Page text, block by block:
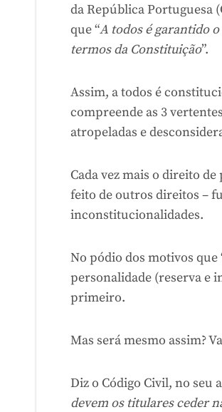
da República Portuguesa
que “A todos é garantido
termos da Constituição”.
Assim, a todos é
compreende as 3
atropeladas e
Cada vez mais o direito
feito de outros direitos –
inconstitucionalidades.
No pódio dos motivos
personalidade (reserva e
primeiro.
Mas será mesmo assim?
Diz o Código Civil, no seu
devem os titulares ceder